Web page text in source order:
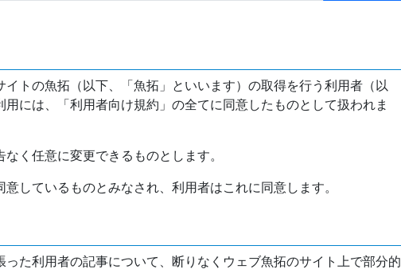
イトの魚拓（以下、「魚拓」といいます）の取得を行う利用者（以
には、「利用者向け規約」の全てに同意したものとして扱われま
く任意に変更できるものとします。
しているものとみなされ、利用者はこれに同意します。
た利用者の記事について、断りなくウェブ魚拓のサイト上で部分的